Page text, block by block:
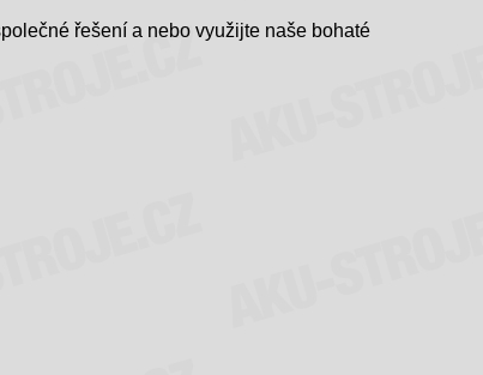
řešení a nebo využijte naše bohaté